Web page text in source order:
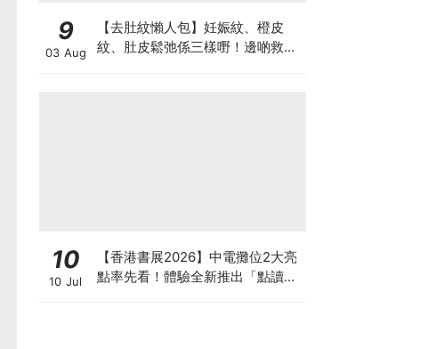
9
03 Aug
【去肚紋懶人包】妊娠紋、橙皮
紋、肚皮鬆弛係三樣嘢！邊啲救得
10
10 Jul
【香港書展2026】中電攤位2大亮
點率先看！體驗全新推出「點讀故